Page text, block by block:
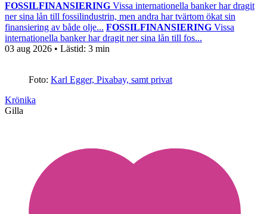
FOSSILFINANSIERING Vissa internationella banker har dragit
ner sina lån till fossilindustrin, men andra har tvärtom ökat sin
finansiering av både olje... FOSSILFINANSIERING Vissa
internationella banker har dragit ner sina lån till fos...
03 aug 2026 • Lästid: 3 min
Foto: Karl Egger, Pixabay, samt privat
Krönika
Gilla